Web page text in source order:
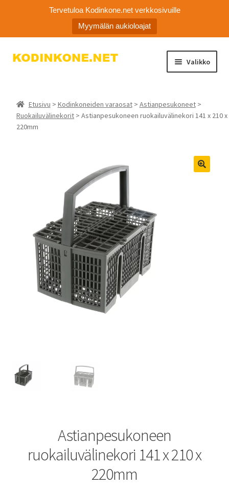
Tervetuloa Kodinkone.net verkkosivuille
Myymälän aukioloajat
Siirry
Siirry
Valikko
Ota yhteyttä
Etusivu > Kodinkoneiden varaosat> Astianpesukoneet>
Ruokailuvälinekorit > Astianpesukoneen ruokailuvälinekori 141 x 210 x
220mm
Astianpesukoneen
ruokailuvälinekori 141 x 210 x
220mm